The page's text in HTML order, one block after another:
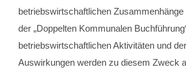
betriebswirtschaftlichen
der „Doppelten Kommunalen
betriebswirtschaftlichen Aktivitäten und
Auswirkungen werden zu diesem Zweck